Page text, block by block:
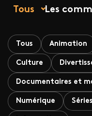
Tous Les
Tous Animation
Culture
Documentaires et
Numérique